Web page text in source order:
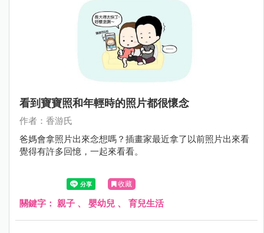
看到寶寶照和年輕時的照片都很懷念
作者：香游氏
爸媽會拿照片出來念想嗎？插畫家最近拿了以前照片出來看
覺得有許多回憶，一起來看看。
收藏
關鍵字： 親子 、 嬰幼兒 、 育兒生活